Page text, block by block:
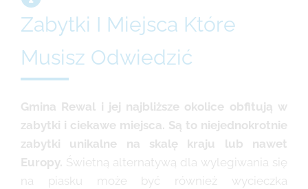
Zabytki I Miejsca Które
Musisz Odwiedzić
Gmina Rewal i jej najbliższe okolice obfitują w
zabytki i ciekawe miejsca. Są to niejednokrotnie
zabytki unikalne na skalę kraju lub nawet
Europy. Świetną alternatywą dla wylegiwania się
na piasku może być również wycieczka